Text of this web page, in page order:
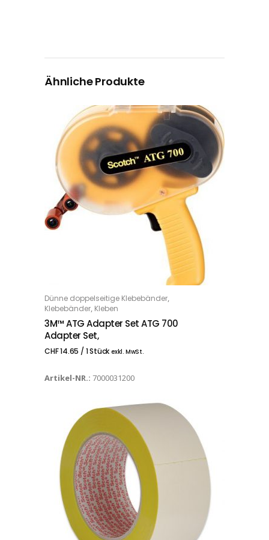
Ähnliche Produkte
IN DEN WARENKORB
Dünne doppelseitige Klebebänder,
Klebebänder, Kleben
3M™ ATG Adapter Set ATG 700
Adapter Set,
CHF14.65 / 1 Stückexkl. MwSt.
Artikel-NR.: 7000031200